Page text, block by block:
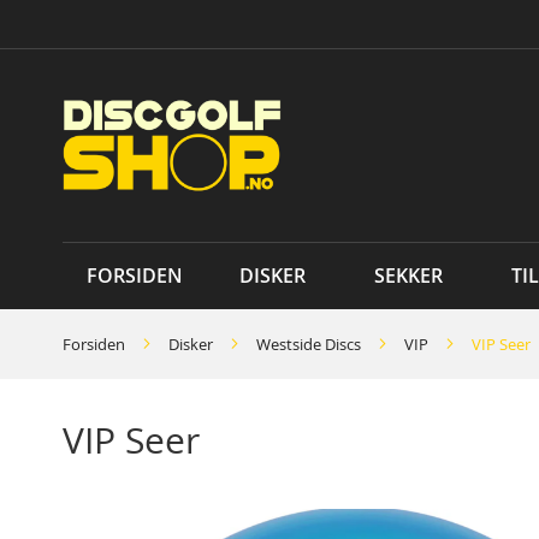
to
FORSIDEN DISKER SEKKER
Forsiden Disker Westside Discs VIP VIP Seer
VIP Seer